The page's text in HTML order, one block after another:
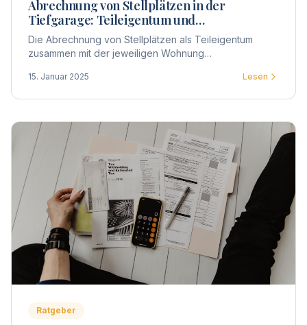
Abrechnung von Stellplätzen in der
Tiefgarage: Teileigentum und
Sondereigentum in der WEG
Die Abrechnung von Stellplätzen als Teileigentum
zusammen mit der jeweiligen Wohnung
rechtssichere Vorgehensweise.
15. Januar 2025 Lesen
Ratgeber